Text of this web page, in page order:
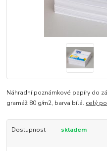
Náhradní poznámkové papíry do
gramáž 80 g/m2, barva bílá. celý
Dostupnost skladem